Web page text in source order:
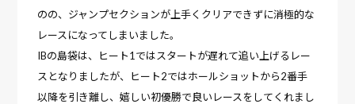
のの、ジャンプセクションが上手くクリアできずに消極的な
レースになってしまいました。
IBの島袋は、ヒート1ではスタートが遅れて追い上げるレー
スとなりましたが、ヒート2ではホールショットから2番手
以降を引き離し、嬉しい初優勝で良いレースをしてくれまし